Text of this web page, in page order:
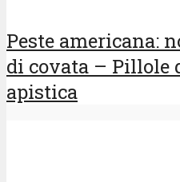
Peste americana:
di covata – Pillole
apistica